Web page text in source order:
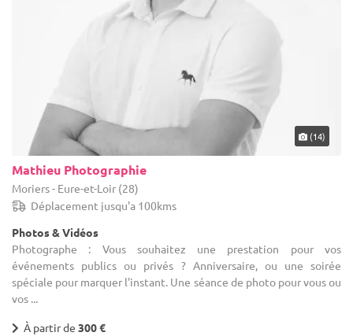
(14)
Mathieu Photographie
Moriers - Eure-et-Loir (28)
Déplacement jusqu'a 100kms
Photos & Vidéos
Photographe : Vous souhaitez une prestation pour vos
événements publics ou privés ? Anniversaire, ou une soirée
spéciale pour marquer l'instant. Une séance de photo pour vous ou
vos ...
À partir de 300 €